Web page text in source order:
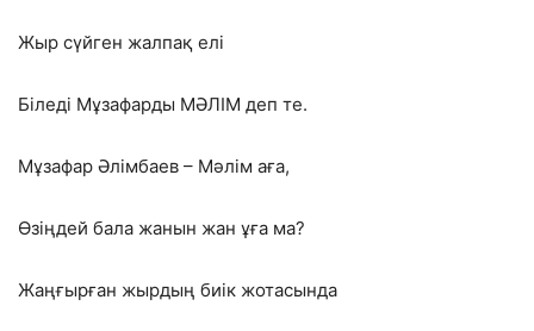
Жыр сүйген жалпақ елі
Біледі Мұзафарды МӘЛІМ деп те.
Мұзафар Әлімбаев – Мәлім аға,
Өзіңдей бала жанын жан ұға ма?
Жаңғырған жырдың биік жотасында